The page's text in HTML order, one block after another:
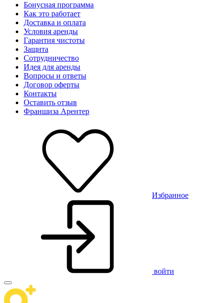
Бонусная программа
Как это работает
Доставка и оплата
Условия аренды
Гарантия чистоты
Защита
Сотрудничество
Идея для аренды
Вопросы и ответы
Договор оферты
Контакты
Оставить отзыв
Франшиза Арентер
Избранное
войти